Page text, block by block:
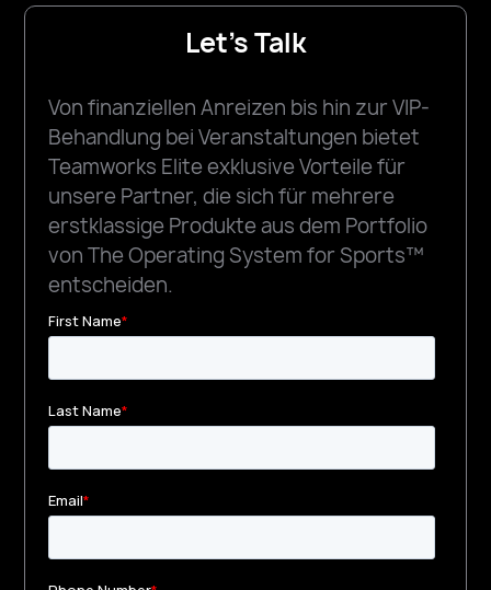
Let's Talk
Von finanziellen Anreizen bis hin zur VIP-
Behandlung bei Veranstaltungen bietet
Teamworks Elite exklusive Vorteile für
unsere Partner, die sich für mehrere
erstklassige Produkte aus dem Portfolio
von The Operating System for Sports™
entscheiden.